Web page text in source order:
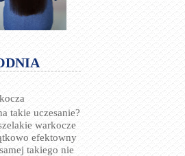
takie uczesanie?
warkocze
efektowny
takiego nie